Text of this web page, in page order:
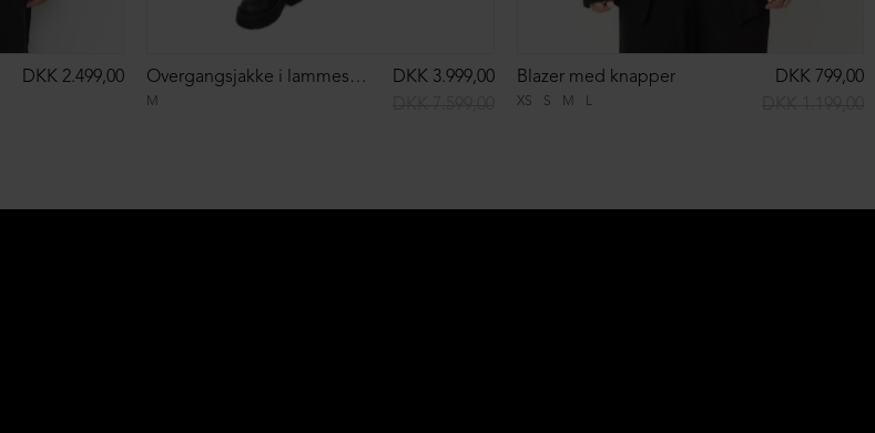
DKK 2.499,00
M
Overgangsjakke i lammeskind
DKK 3.999,00
XS S M L
Blazer med knapper
DKK 799,00